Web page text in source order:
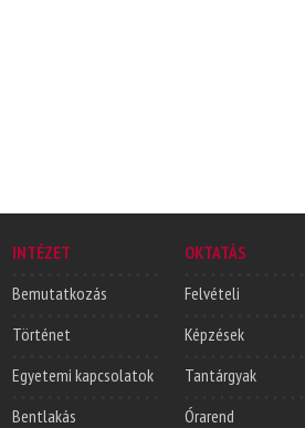
INTÉZET
Bemutatkozás
Történet
Egyetemi kapcsolatok
Bentlakás
OKTATÁS
Felvételi
Képzések
Tantárgyak
Órarend